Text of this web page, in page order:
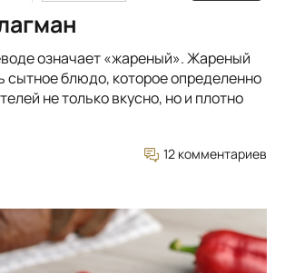
означает «жареный». Жареный
сытное блюдо, которое определенно
не только вкусно, но и плотно
12 комментариев